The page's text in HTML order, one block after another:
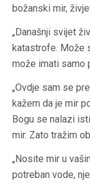
božanski mir,
„Današnji svijet
katastrofe. Može
može imati samo
„Ovdje sam se
kažem da je mir
Bogu se nalazi
mir. Zato tražim
„Nosite mir u
potreban vode,